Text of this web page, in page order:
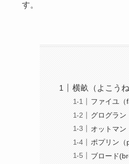
す。
横畝（よこう
ファイユ（
グログラ
オットマン
ポプリン（
ブロード